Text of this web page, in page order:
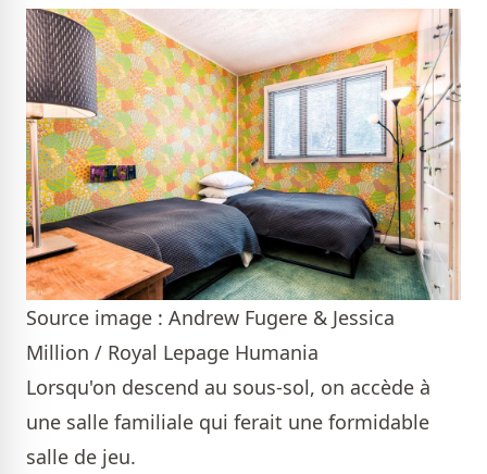
Source image : Andrew Fugere & Jessica
Million / Royal Lepage Humania
Lorsqu'on descend au sous-sol, on accède à
une salle familiale qui ferait une formidable
salle de jeu.